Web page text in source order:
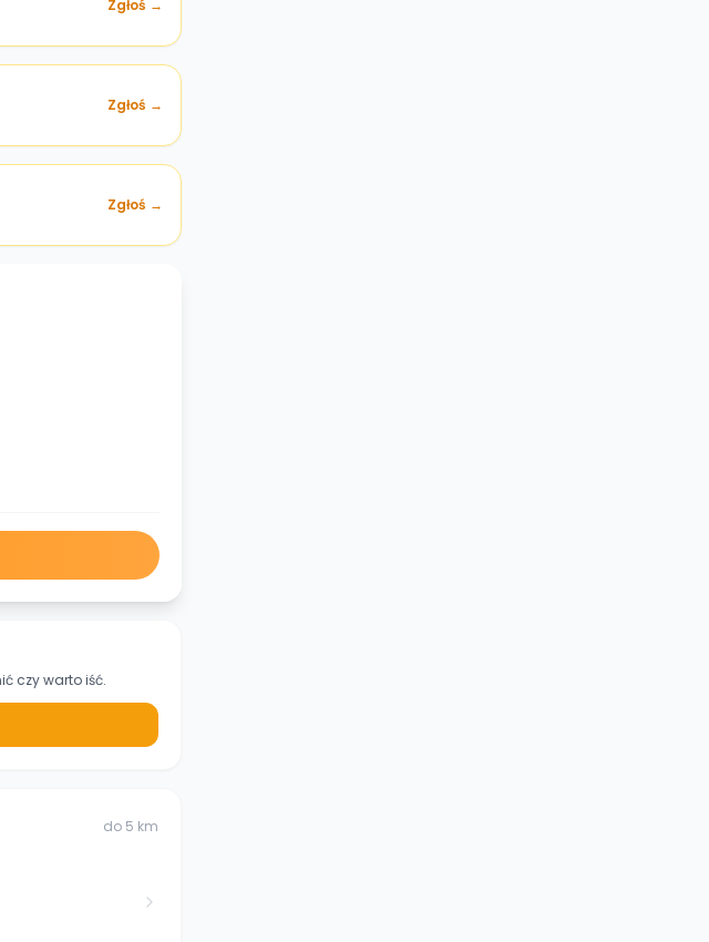
Zgłoś →
Zgłoś →
Zgłoś →
czy warto iść.
do 5 km